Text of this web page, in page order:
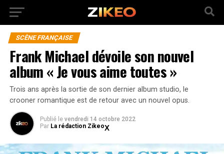
SCÈNE FRANÇAISE
Frank Michael dévoile son nouvel
album « Je vous aime toutes »
Trois ans après la sortie de son dernier album studio, le
crooner romantique est de retour avec un nouvel opus.
Publié le vendredi 14 octobre 2022
Par La rédaction Zikeo